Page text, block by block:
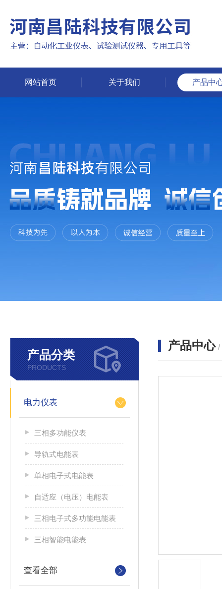
网站首页 关于我们 产品中
产品分类
PRODUCTS
电力仪表
三相多功能仪表
导轨式电能表
单相电子式电能表
自适应（电压）电能表
三相电子式多功能电能表
三相智能电能表
查看全部
产品中心 /